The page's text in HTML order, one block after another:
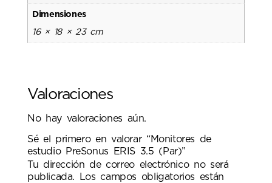
Dimensiones
16 × 18 × 23 cm
Valoraciones
No hay valoraciones aún.
Sé el primero en valorar “Monitores de
estudio PreSonus ERIS 3.5 (Par)”
Tu dirección de correo electrónico no será
publicada.
Los campos obligatorios están